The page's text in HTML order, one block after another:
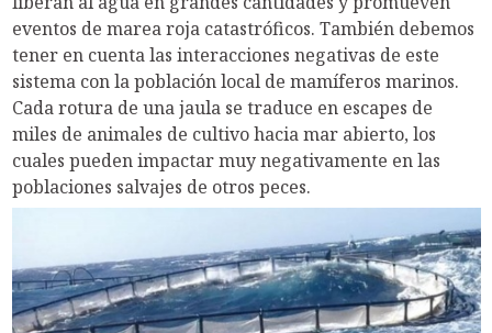
eventos de marea roja catastróficos. También debemos
tener en cuenta las interacciones negativas de este
sistema con la población local de mamíferos marinos.
Cada rotura de una jaula se traduce en escapes de
miles de animales de cultivo hacia mar abierto, los
cuales pueden impactar muy negativamente en las
poblaciones salvajes de otros peces.